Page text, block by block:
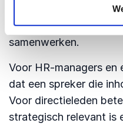
verbinding in plaats
gaan niet alleen
samenwerken.
Voor HR-managers
dat een spreker die
Voor directieleden
strategisch relevant is